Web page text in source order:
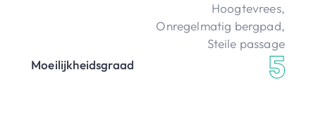
Hoogtevrees,
Onregelmatig bergpad,
Steile passage
Moeilijkheidsgraad